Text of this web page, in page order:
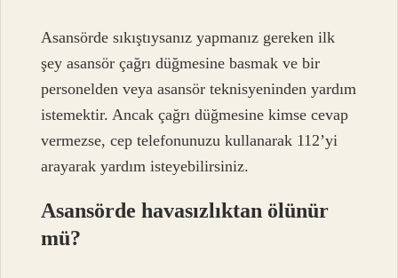
Asansörde sıkıştıysanız yapmanız gereken ilk
şey asansör çağrı düğmesine basmak ve bir
personelden veya asansör teknisyeninden yardım
istemektir. Ancak çağrı düğmesine kimse cevap
vermezse, cep telefonunuzu kullanarak 112’yi
arayarak yardım isteyebilirsiniz.
Asansörde havasızlıktan ölünür
mü?